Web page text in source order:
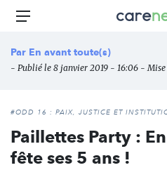
Aller
principal
des
Menu
Par En avant toute(s)
- Publié le 8 janvier 2019 - 16:06 -
#ODD 16 : PAIX, JUSTICE ET
Paillettes Party :
fête ses 5 ans !